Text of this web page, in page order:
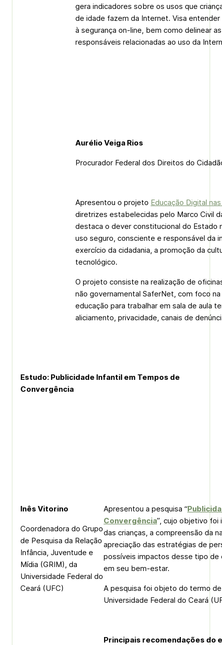
gera indicadores sobre os usos que
de idade fazem da Internet. Visa
à segurança on-line, bem como delinear
responsáveis relacionadas ao uso da
Aurélio Veiga Rios
Procurador Federal dos Direitos do
Apresentou o projeto Educação Digital
diretrizes estabelecidas pelo Marco Civil
destaca o dever constitucional do Estado
uso seguro, consciente e responsável da
exercício da cidadania, a promoção da
tecnológico.
O projeto consiste na realização de
não governamental SaferNet, com foco
educação para trabalhar em sala de aula
aliciamento, privacidade, canais de
Estudo: Publicidade Infantil em Tempos de
Convergência
Inês Vitorino
Coordenadora do Grupo
de Pesquisa da Relação
Infância, Juventude e
Mídia (GRIM), da
Universidade Federal do
Ceará (UFC)
Apresentou a pesquisa “
Convergência”, cujo objetivo
das crianças, a compreensão da
apreciação das estratégias de
possíveis impactos desse tipo de
em seu bem-estar.
A pesquisa foi objeto do termo
Universidade Federal do Ceará
Principais recomendações do